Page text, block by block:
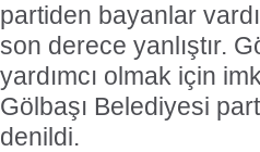
partiden bayanlar
son derece yanlıştır.
yardımcı olmak için
Gölbaşı Belediyesi
denildi.